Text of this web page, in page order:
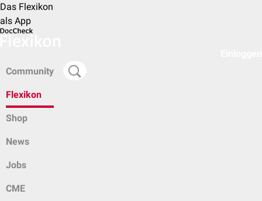
Das Flexikon
als App
Community
Flexikon
Shop
News
Jobs
CME